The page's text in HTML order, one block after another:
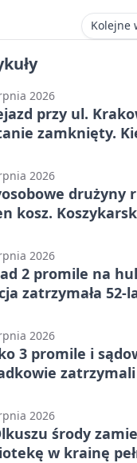
Kolejne
2026
przy ul.
zamknięty.
2026
drużyny
kosz.
2026
2 promile na
zatrzymała 52-
2026
3 promile i
2026
środy
w krainę